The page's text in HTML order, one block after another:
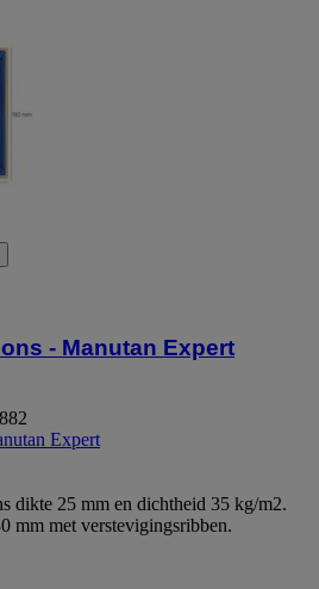
- Manutan Expert
Expert
dikte 25 mm en dichtheid 35 kg/m2.
mm met verstevigingsribben.